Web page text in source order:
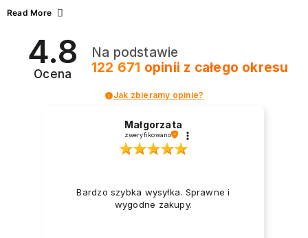
zarówno energetycznych odcieni inspirowanych wakacjami, jak
2026? Znajdź inspirację dla swojego manicure!
Read More
4.8
Ocena
Na podstawie
122 671 opinii z całego okresu
Jak zbieramy opinie?
Małgorzata
zweryfikowano
Bardzo szybka wysyłka. Sprawne i
wygodne zakupy.